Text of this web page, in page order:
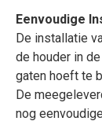
Eenvoudige
De installatie
de houder in
gaten hoeft te
De
nog